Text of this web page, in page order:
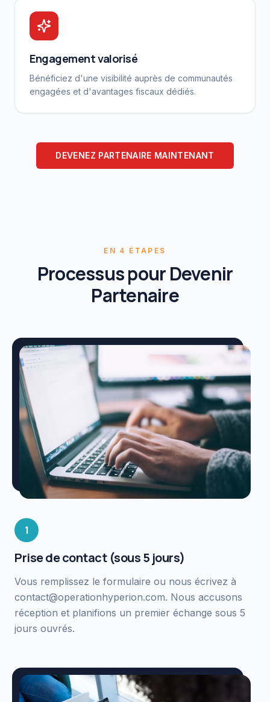
Engagement valorisé
Bénéficiez d'une visibilité auprès de communautés
engagées et d'avantages fiscaux dédiés.
DEVENEZ PARTENAIRE MAINTENANT
EN 4 ÉTAPES
Processus pour Devenir
Partenaire
1
Prise de contact (sous 5 jours)
Vous remplissez le formulaire ou nous écrivez à
contact@operationhyperion.com. Nous accusons
réception et planifions un premier échange sous 5
jours ouvrés.